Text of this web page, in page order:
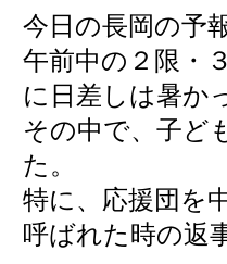
今日の長岡の予
午前中の２限・
に日差しは暑か
その中で、子ど
た。
特に、応援団を
呼ばれた時の返